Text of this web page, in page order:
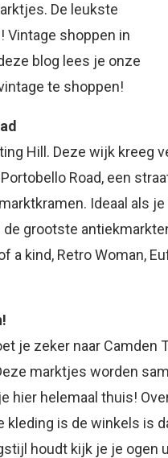
De leukste
Vintage shoppen in
blog lees je onze
te shoppen!
Hill. Deze wijk kreeg
Road, een
Ideaal als
grootste
a kind, Retro Woman,
je zeker naar Camden
marktjes worden
hier helemaal thuis!
kleding is de winkels is
houdt kijk je je ogen